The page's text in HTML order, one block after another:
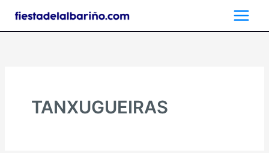
contenido
TANXUGUEIRAS